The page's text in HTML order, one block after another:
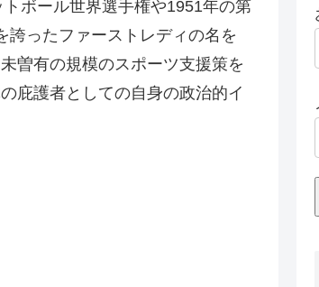
ボール世界選手権や1951年の第
誇ったファーストレディの名を
曽有の規模のスポーツ支援策を
庇護者としての自身の政治的イ